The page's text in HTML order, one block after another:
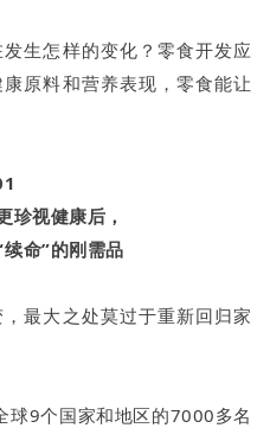
生怎样的变化？零食开发应
原料和营养表现，零食能让
珍视健康后，
命”的刚需品
最大之处莫过于重新回归家
9个国家和地区的7000多名